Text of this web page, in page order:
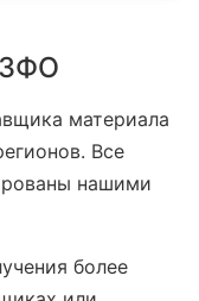
материала
Все
нашими
более